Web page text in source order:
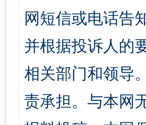
网短信或电话告
并根据投诉人的
相关部门和领导
责承担。与本网